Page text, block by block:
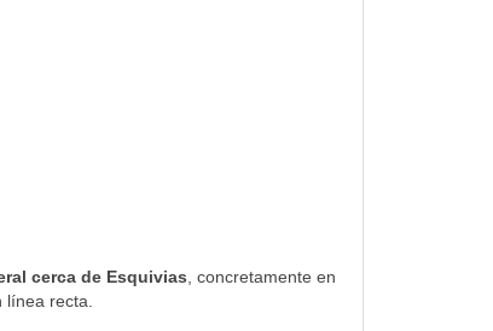
cerca de Esquivias , concretamente en
recta.